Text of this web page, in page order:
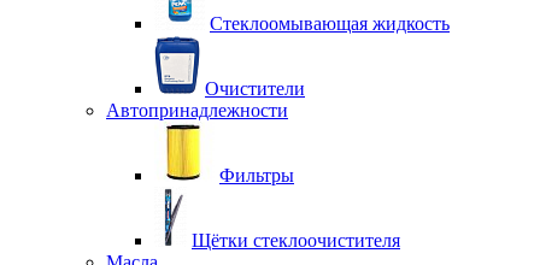
Стеклоомывающая жидкость
Очистители
Автопринадлежности
Фильтры
Щётки стеклоочистителя